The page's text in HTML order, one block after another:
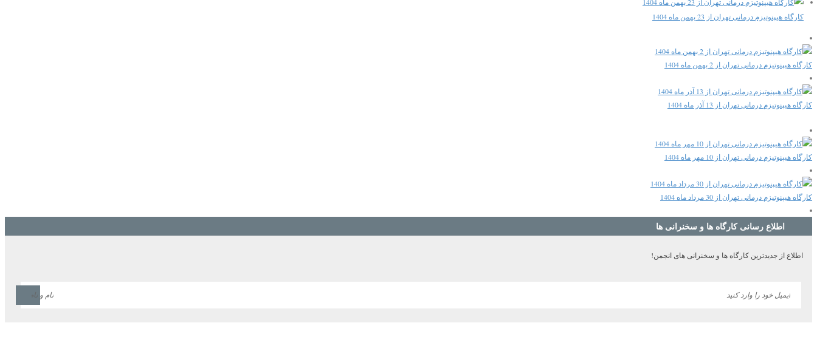
کارگاه هیپنوتیزم درمانی تهران از 23 بهمن ماه 1404
کارگاه هیپنوتیزم درمانی تهران از 2 بهمن ماه 1404
کارگاه هیپنوتیزم درمانی تهران از 13 آذر ماه 1404
کارگاه هیپنوتیزم درمانی تهران از 10 مهر ماه 1404
کارگاه هیپنوتیزم درمانی تهران از 30 مرداد ماه 1404
اطلاع رسانی کارگاه ها و سخنرانی ها
اطلاع از جدیدترین کارگاه ها و سخنرانی های انجمن!